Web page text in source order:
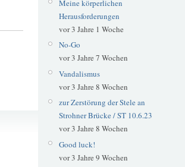
Meine körperlichen
Herausforderungen
vor 3 Jahre 1 Woche
No-Go
vor 3 Jahre 7 Wochen
Vandalismus
vor 3 Jahre 8 Wochen
zur Zerstörung der Stele an
Strohner Brücke / ST 10.6.23
vor 3 Jahre 8 Wochen
Good luck!
vor 3 Jahre 9 Wochen